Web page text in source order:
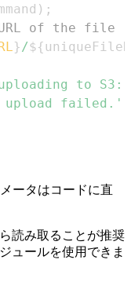
) ;
of the file
} /${
to S3:'
failed.'
ータはコードに直
読み取ることが推奨
ュールを使用できま